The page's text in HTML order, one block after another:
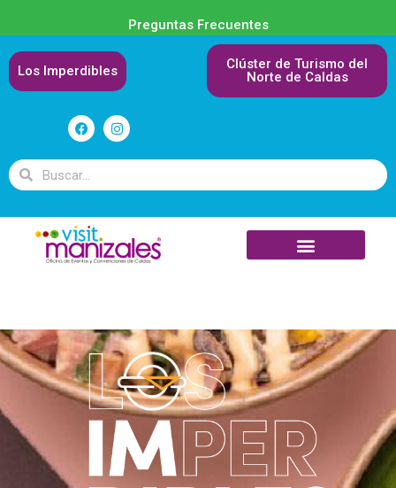
Preguntas Frecuentes
Los Imperdibles
Clúster de Turismo del
Norte de Caldas